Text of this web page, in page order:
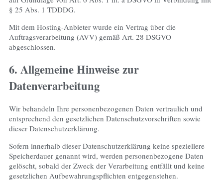
§ 25 Abs. 1 TDDDG.
Mit dem Hosting-Anbieter wurde ein Vertrag über die
Auftragsverarbeitung (AVV) gemäß Art. 28 DSGVO
abgeschlossen.
6. Allgemeine Hinweise zur
Datenverarbeitung
Wir behandeln Ihre personenbezogenen Daten vertraulich und
entsprechend den gesetzlichen Datenschutzvorschriften sowie
dieser Datenschutzerklärung.
Sofern innerhalb dieser Datenschutzerklärung keine speziellere
Speicherdauer genannt wird, werden personenbezogene Daten
gelöscht, sobald der Zweck der Verarbeitung entfällt und keine
gesetzlichen Aufbewahrungspflichten entgegenstehen.